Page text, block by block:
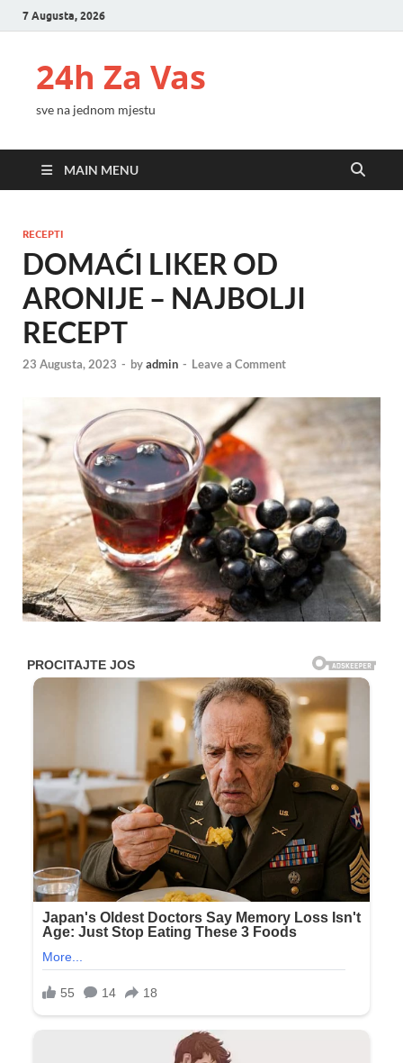
7 Augusta, 2026
24h Za Vas
sve na jednom mjestu
MAIN MENU
RECEPTI
DOMAĆI LIKER OD
ARONIJE – NAJBOLJI
RECEPT
23 Augusta, 2023 - byadmin - Leave a Comment